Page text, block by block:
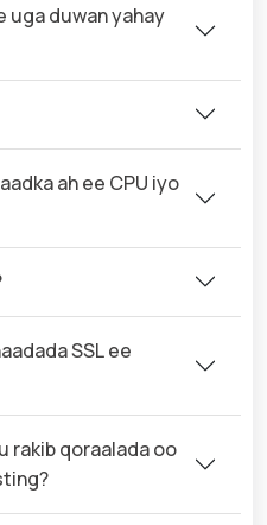
uga duwan yahay
ah ee CPU iyo
SSL ee
rakib qoraalada oo